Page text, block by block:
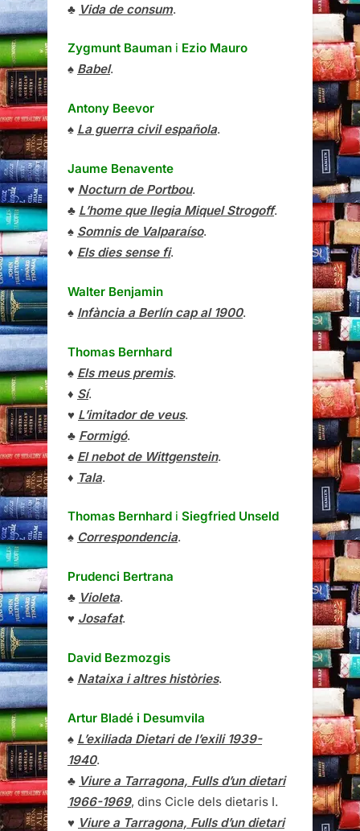
♣ Vida de consum.
Zygmunt Bauman i Ezio Mauro
♠ Babel.
Antony Beevor
♠ La guerra civil española.
Jaume Benavente
♥ Nocturn de Portbou.
♣ L’home que llegia Miquel Strogoff.
♠ Somnis de Valparaíso.
♦ Els dies sense fi.
Walter Benjamin
♠ Infància a Berlín cap al 1900.
Thomas Bernhard
♠ Els meus premis.
♦ Sí.
♥ L’imitador de veus.
♣ Formigó.
♠ El nebot de Wittgenstein.
♦ Tala.
Thomas Bernhard i Siegfried Unseld
♠ Correspondencia.
Prudenci Bertrana
♣ Violeta.
♥ Josafat.
David Bezmozgis
♠ Nataixa i altres històries.
Artur Bladé i Desumvila
♠ L’exiliada Dietari de l’exili 1939-
1940.
♣ Viure a Tarragona, Fulls d’un dietari
1966-1969, dins Cicle dels dietaris I.
♥ Viure a Tarragona, Fulls d’un dietari